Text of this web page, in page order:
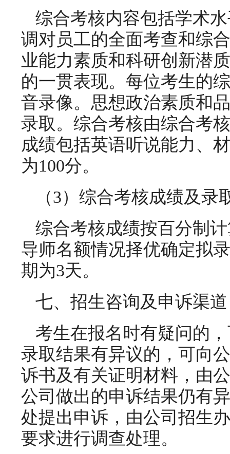
综合考核内容包括学术
调对员工的全面考查和综
业能力素质和科研创新潜
的一贯表现。每位考生的
音录像。思想政治素质和
录取。综合考核由综合考
成绩包括英语听说能力、
为100分。
（3）综合考核成绩及录
综合考核成绩按百分制
导师名额情况择优确定拟
期为3天。
七、招生咨询及申诉渠道
考生在报名时有疑问的
录取结果有异议的，可向
诉书及有关证明材料，由
公司做出的申诉结果仍有
处提出申诉，由公司招生
要求进行调查处理。